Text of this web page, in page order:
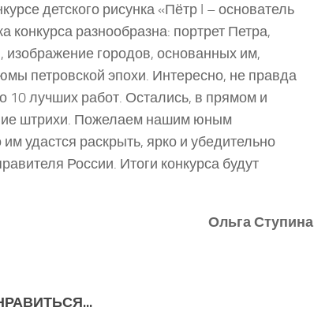
детского рисунка «Пётр I – основатель
конкурса разнообразна: портрет Петра,
изображение городов, основанных им,
петровской эпохи. Интересно, не правда
10 лучших работ. Остались, в прямом и
штрихи. Пожелаем нашим юным
удастся раскрыть, ярко и убедительно
России. Итоги конкурса будут
Ольга Ступина